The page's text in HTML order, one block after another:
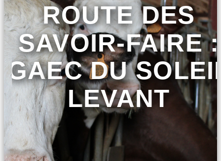
ROUTE DES
SAVOIR-FAIRE :
GAEC DU
LEVANT